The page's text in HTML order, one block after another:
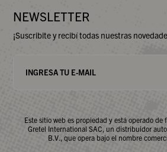
NEWSLETTER
¡Suscribite y recibí todas nuestras
Este sitio web es propiedad y está operado
Gretel International SAC, un distribuidor
B.V., que opera bajo el nombre